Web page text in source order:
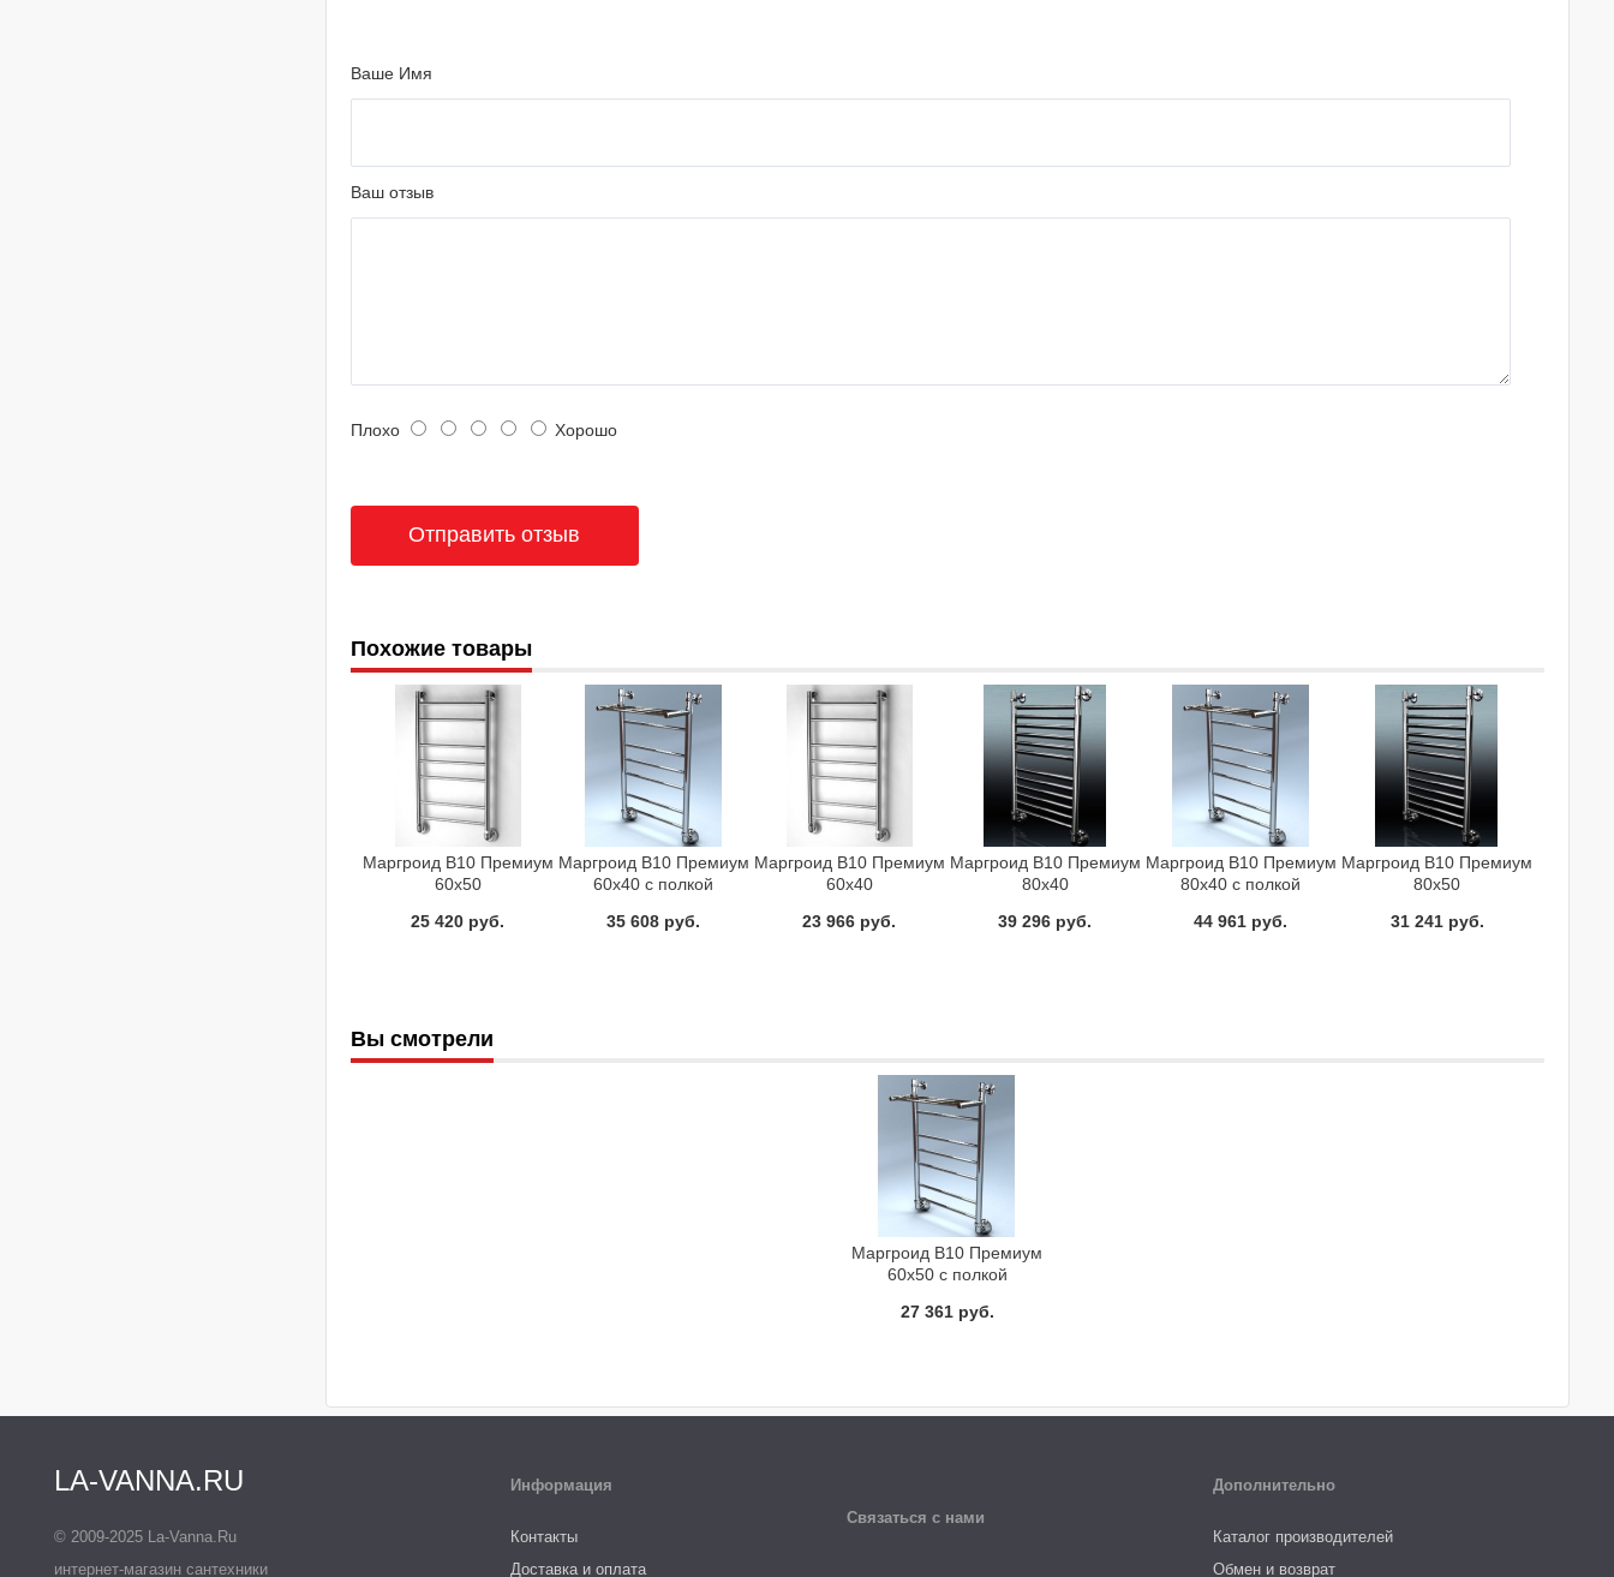
Ваше Имя
Ваш отзыв
Плохо Хорошо
Похожие товары
Маргроид В10 Премиум
60x50
водяной
25 420 руб.
Маргроид В10 Премиум
60x40 с полкой
водяной
35 608 руб.
Маргроид В10 Премиум
60x40
водяной
23 966 руб.
Маргроид В10 Премиум
80x40
водяной
39 296 руб.
Маргроид В10 Премиум
80x40 с полкой
водяной
44 961 руб.
Маргроид В10 Премиум
80x50
водяной
31 241 руб.
Вы смотрели
Маргроид В10 Премиум
60x50 с полкой
водяной
27 361 руб.
LA-VANNA.RU
© 2009-2025 La-Vanna.Ru
интернет-магазин сантехники
Информация
Контакты
Доставка и оплата
Связаться с нами
Дополнительно
Каталог производителей
Обмен и возврат